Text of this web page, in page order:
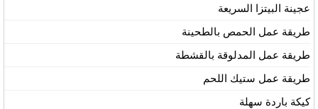
عجينة البيتزا السريعة
طريقة عمل الحمص بالطحينة
طريقة عمل المدلوقة بالقشطة
طريقة عمل ستيك اللحم
كيكة باردة سهلة